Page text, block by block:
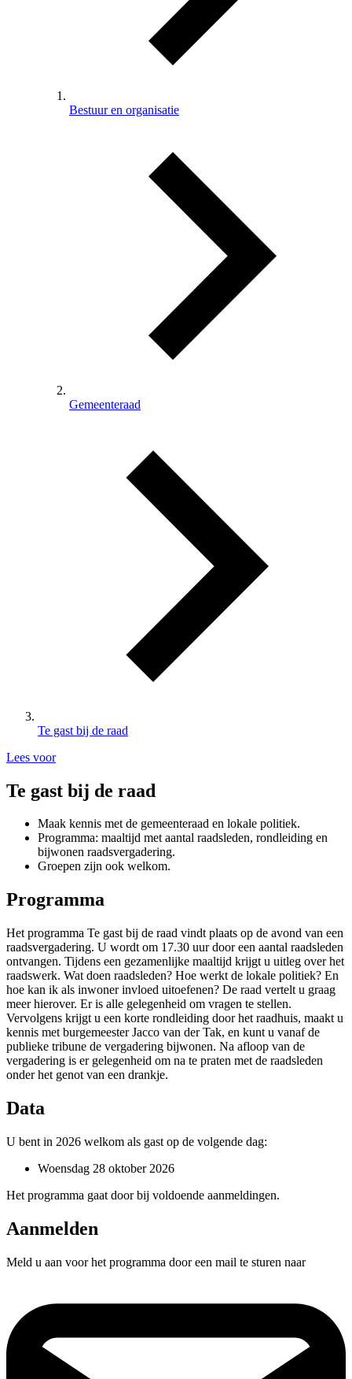
Bestuur en organisatie
Gemeenteraad
Te gast bij de raad
Lees voor
Te gast bij de raad
Maak kennis met de gemeenteraad en lokale politiek.
Programma: maaltijd met aantal raadsleden, rondleiding en
bijwonen raadsvergadering.
Groepen zijn ook welkom.
Programma
Het programma Te gast bij de raad vindt plaats op de avond van een
raadsvergadering. U wordt om 17.30 uur door een aantal raadsleden
ontvangen. Tijdens een gezamenlijke maaltijd krijgt u uitleg over het
raadswerk. Wat doen raadsleden? Hoe werkt de lokale politiek? En
hoe kan ik als inwoner invloed uitoefenen? De raad vertelt u graag
meer hierover. Er is alle gelegenheid om vragen te stellen.
Vervolgens krijgt u een korte rondleiding door het raadhuis, maakt u
kennis met burgemeester Jacco van der Tak, en kunt u vanaf de
publieke tribune de vergadering bijwonen. Na afloop van de
vergadering is er gelegenheid om na te praten met de raadsleden
onder het genot van een drankje.
Data
U bent in 2026 welkom als gast op de volgende dag:
Woensdag 28 oktober 2026
Het programma gaat door bij voldoende aanmeldingen.
Aanmelden
Meld u aan voor het programma door een mail te sturen naar